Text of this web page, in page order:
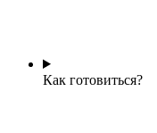
Как готовиться?